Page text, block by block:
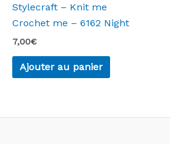
Stylecraft – Knit me
Crochet me – 6162 Night
7,00€
Ajouter au panier